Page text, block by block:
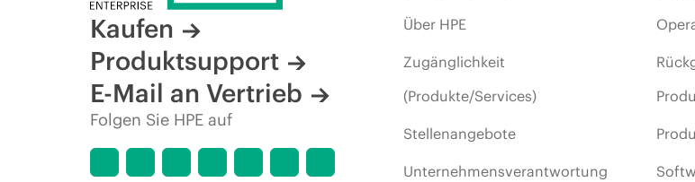
Kaufen
Produktsupport
E-Mail an Vertrieb
Folgen Sie HPE auf
Über HPE
Zugänglichkeit
(Produkte/Services)
Stellenangebote
Unternehmensverantwortung